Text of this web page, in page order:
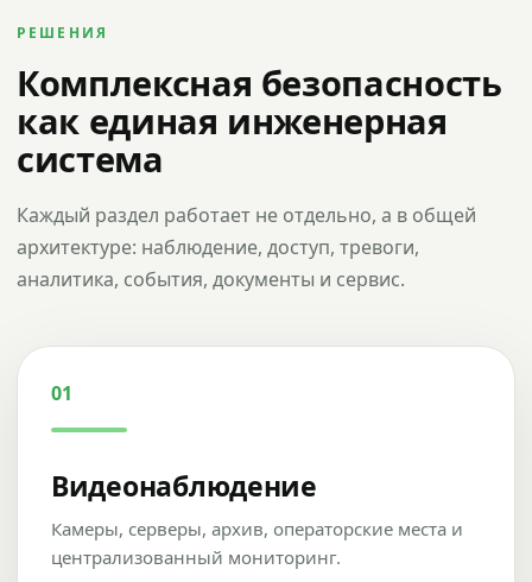
РЕШЕНИЯ
Комплексная безопасность
как единая инженерная
система
Каждый раздел работает не отдельно, а в общей
архитектуре: наблюдение, доступ, тревоги,
аналитика, события, документы и сервис.
01
Видеонаблюдение
Камеры, серверы, архив, операторские места и
централизованный мониторинг.